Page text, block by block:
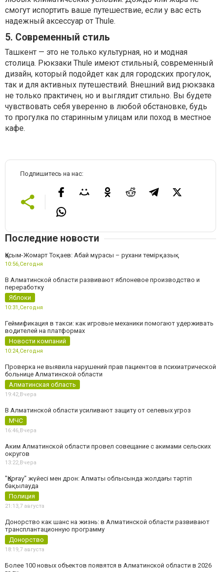
смогут испортить ваше путешествие, если у вас есть
надежный аксессуар от Thule.
5. Современный стиль
Ташкент — это не только культурная, но и модная
столица. Рюкзаки Thule имеют стильный, современный
дизайн, который подойдет как для городских прогулок,
так и для активных путешествий. Внешний вид рюкзака
не только практичен, но и выглядит стильно. Вы будете
чувствовать себя уверенно в любой обстановке, будь
то прогулка по старинным улицам или поход в местное
кафе.
Подпишитесь на нас:
Последние новости
Қасым-Жомарт Тоқаев: Абай мұрасы – рухани темірқазық
10:56,Сегодня
В Алматинской области развивают яблоневое производство и
переработку
Яблоки
10:31,Сегодня
Геймификация в такси: как игровые механики помогают удерживать
водителей на платформах
Новости компаний
10:24,Сегодня
Проверка не выявила нарушений прав пациентов в психиатрической
больнице Алматинской области
Алматинская область
19:42,Вчера
В Алматинской области усиливают защиту от селевых угроз
МЧС
16:46,Вчера
Аким Алматинской области провел совещание с акимами сельских
округов
13:22,Вчера
"Қорғау" жүйесі мен дрон: Алматы облысында жолдағы тәртіп
бақылауда
Полиция
21:13,7 августа
Донорство как шанс на жизнь: в Алматинской области развивают
трансплантационную программу
Донорство
18:19,7 августа
Более 100 новых объектов появятся в Алматинской области в 2026